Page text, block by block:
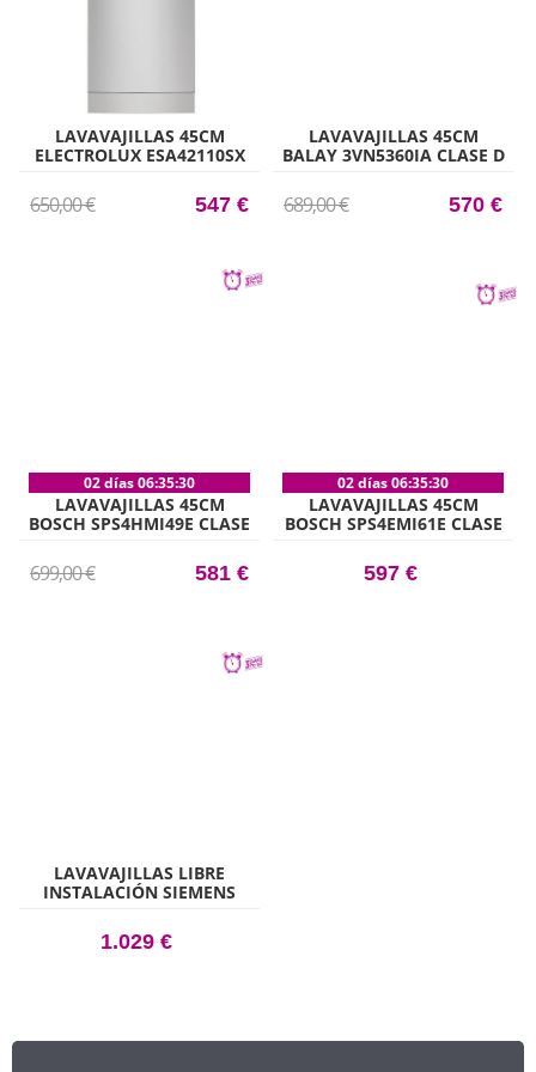
LAVAVAJILLAS 45CM
ELECTROLUX ESA42110SX
650,00 € 547 €
LAVAVAJILLAS 45CM
BALAY 3VN5360IA CLASE D
689,00 € 570 €
02 días 06:35:30
LAVAVAJILLAS 45CM
BOSCH SPS4HMI49E CLASE
PROGRAMAS INOX WIFI
699,00 € 581 €
02 días 06:35:30
LAVAVAJILLAS 45CM
BOSCH SPS4EMI61E CLASE
597 €
LAVAVAJILLAS LIBRE
INSTALACIÓN SIEMENS
1.029 €